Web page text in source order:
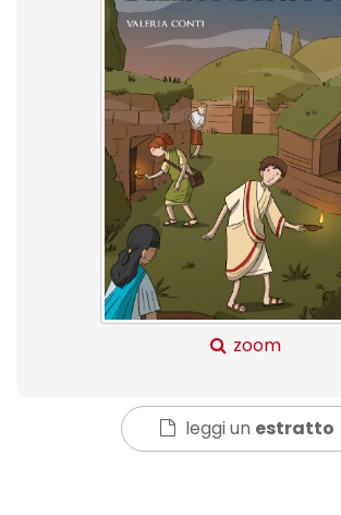
zoom
leggi un estratto